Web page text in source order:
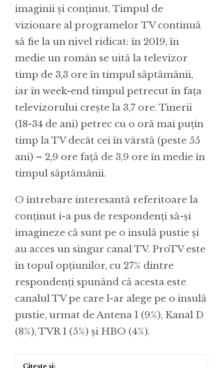
imaginii și conținut. Timpul de
vizionare al programelor TV continuă
să fie la un nivel ridicat: în 2019, în
medie un român se uită la televizor
timp de 3,3 ore în timpul săptămânii,
iar în week-end timpul petrecut în fața
televizorului crește la 3,7 ore. Tinerii
(18-34 de ani) petrec cu o oră mai puțin
timp la TV decât cei în vârstă (peste 55
ani) – 2,9 ore față de 3,9 ore în medie în
timpul săptămânii.
O întrebare interesantă referitoare la
conținut i-a pus de respondenți să-și
imagineze că sunt pe o insulă pustie și
au acces un singur canal TV. ProTV este
în topul opțiunilor, cu 27% dintre
respondenți spunând că acesta este
canalul TV pe care l-ar alege pe o insulă
pustie, urmat de Antena 1 (9%), Kanal D
(8%), TVR 1 (5%) și HBO (4%).